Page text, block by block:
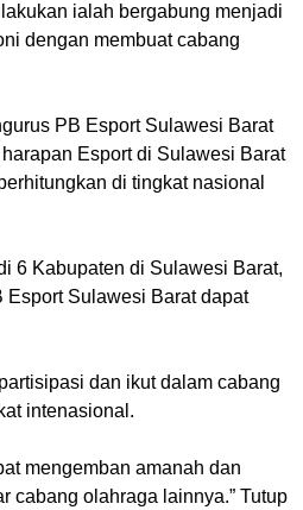
ialah bergabung menjadi
dengan membuat cabang
PB Esport Sulawesi Barat
Esport di Sulawesi Barat
di tingkat nasional
6 Kabupaten di Sulawesi Barat,
Esport Sulawesi Barat dapat
dan ikut dalam cabang
intenasional.
mengemban amanah dan
cabang olahraga lainnya.” Tutup